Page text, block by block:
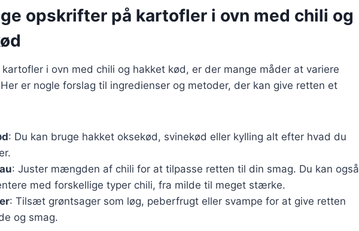
opskrifter på kartofler i ovn med chili og
kartofler i ovn med chili og hakket kød, er der mange måder at variere
er nogle forslag til ingredienser og metoder, der kan give retten et
: Du kan bruge hakket oksekød, svinekød eller kylling alt efter hvad du
: Juster mængden af chili for at tilpasse retten til din smag. Du kan også
med forskellige typer chili, fra milde til meget stærke.
: Tilsæt grøntsager som løg, peberfrugt eller svampe for at give retten
og smag.